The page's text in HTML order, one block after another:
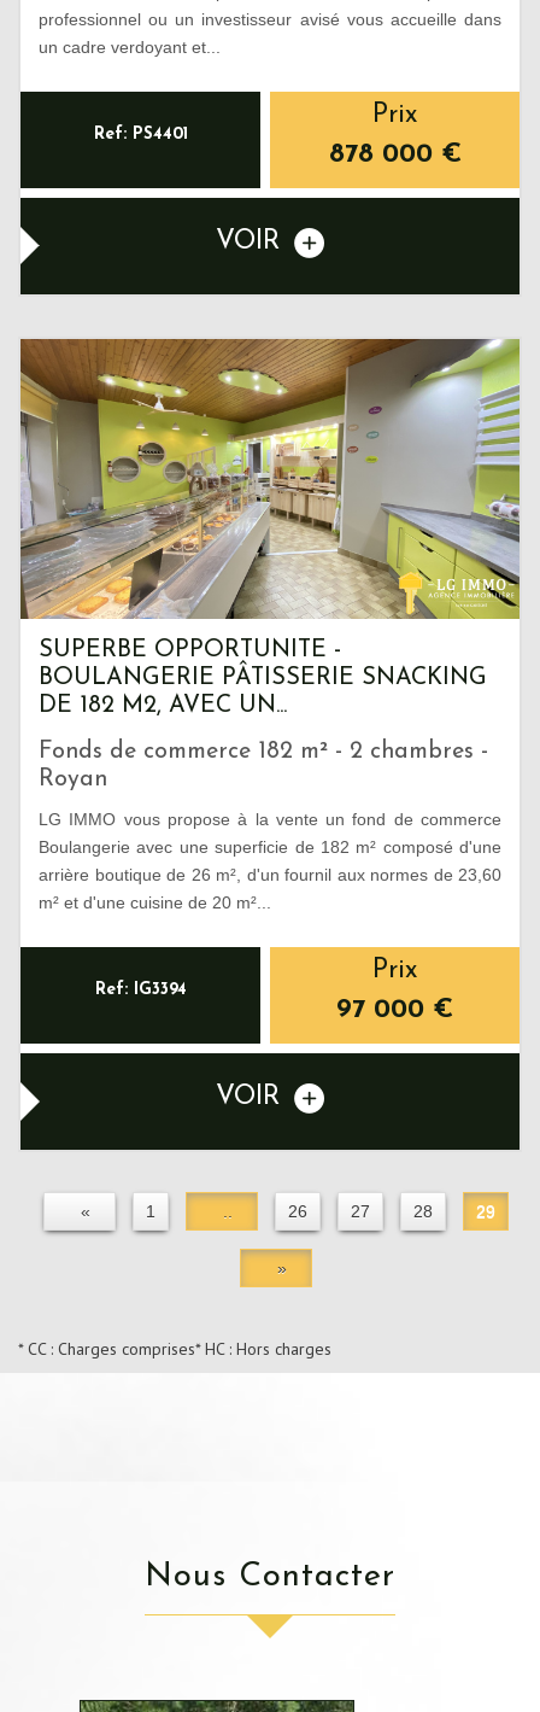
professionnel ou un investisseur avisé vous accueille dans
un cadre verdoyant et...
Ref: PS4401
Prix
878 000 €
VOIR
SUPERBE OPPORTUNITE -
BOULANGERIE PÂTISSERIE SNACKING
DE 182 M2, AVEC UN...
Fonds de commerce 182 m² - 2 chambres -
Royan
LG IMMO vous propose à la vente un fond de commerce
Boulangerie avec une superficie de 182 m² composé d'une
arrière boutique de 26 m², d'un fournil aux normes de 23,60
m² et d'une cuisine de 20 m²...
Ref: IG3394
Prix
97 000 €
VOIR
« 1 .. 26 27 28 29
»
* CC : Charges comprises* HC : Hors charges
Nous Contacter